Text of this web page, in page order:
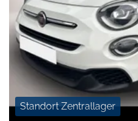
Standort Zentrallager